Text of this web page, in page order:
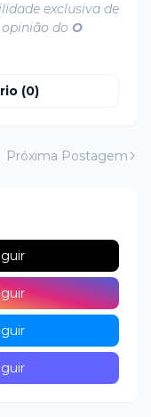
exclusiva de
do O
(0)
Próxima Postagem